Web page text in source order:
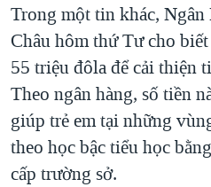
Trong một tin khác,
Châu hôm thứ Tư cho
55 triệu đôla để cải thiện
Theo ngân hàng, số tiền
giúp trẻ em tại những
theo học bậc tiểu học
cấp trường sở.